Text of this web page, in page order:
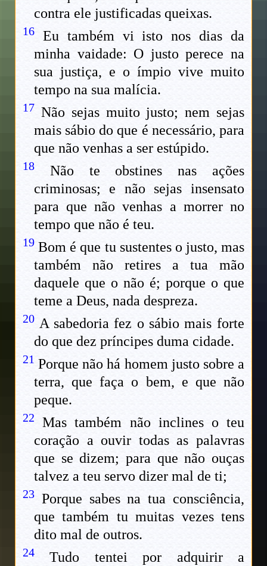
contra ele justificadas queixas.
16
Eu também vi isto nos dias da
minha vaidade: O justo perece na
sua justiça, e o ímpio vive muito
tempo na sua malícia.
17 Não sejas muito justo; nem sejas
mais sábio do que é necessário, para
que não venhas a ser estúpido.
18
Não te obstines nas ações
criminosas; e não sejas insensato
para que não venhas a morrer no
tempo que não é teu.
19 Bom é que tu sustentes o justo, mas
também não retires a tua mão
daquele que o não é; porque o que
teme a Deus, nada despreza.
20 A sabedoria fez o sábio mais forte
do que dez príncipes duma cidade.
21 Porque não há homem justo sobre a
terra, que faça o bem, e que não
peque.
22
Mas também não inclines o teu
coração a ouvir todas as palavras
que se dizem; para que não ouças
talvez a teu servo dizer mal de ti;
23 Porque sabes na tua consciência,
que também tu muitas vezes tens
dito mal de outros.
24
Tudo tentei por adquirir a